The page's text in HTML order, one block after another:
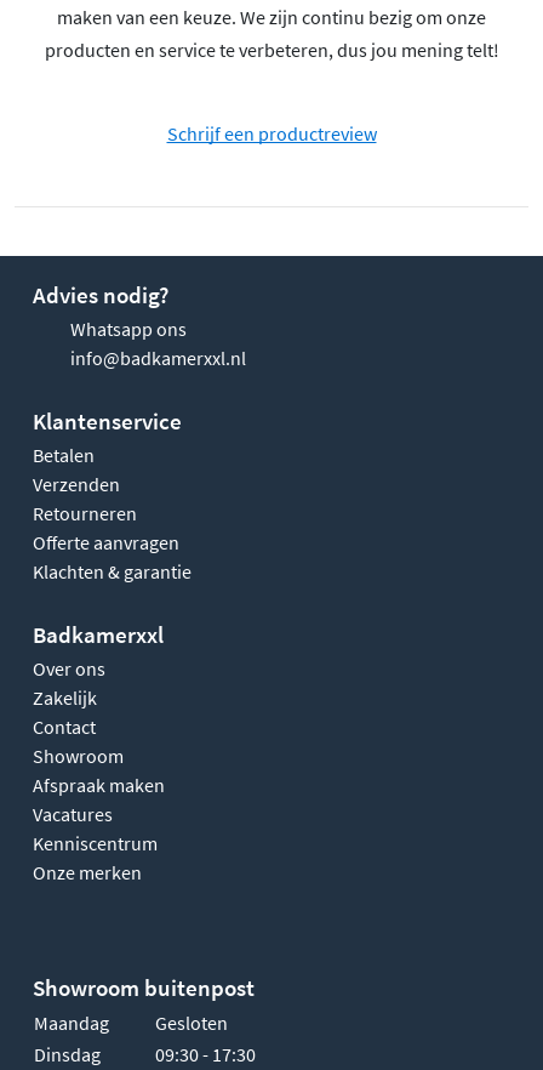
maken van een keuze. We zijn continu bezig om onze
producten en service te verbeteren, dus jou mening telt!
Schrijf een productreview
Advies nodig?
Whatsapp ons
info@badkamerxxl.nl
Klantenservice
Betalen
Verzenden
Retourneren
Offerte aanvragen
Klachten & garantie
Badkamerxxl
Over ons
Zakelijk
Contact
Showroom
Afspraak maken
Vacatures
Kenniscentrum
Onze merken
Showroom buitenpost
Maandag
Gesloten
Dinsdag
09:30 - 17:30